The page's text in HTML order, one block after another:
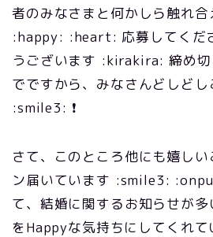
者のみなさまと何かしら触れ
:happy: :heart: 応募してくだ
うございます :kirakira: 締め切
でですから、みなさんどしど
:smile3: ❗
さて、このところ他にも嬉し
ン届いています :smile3:
て、結婚に関するお知らせが
をHappyな気持ちにしてくれ